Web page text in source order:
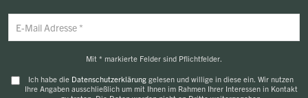
Mit * markierte Felder sind Pflichtfelder.
Ich habe die Datenschutzerklärung gelesen und willige in diese ein. Wir nutzen
Ihre Angaben ausschließlich um mit Ihnen im Rahmen Ihrer Interessen in Kontakt